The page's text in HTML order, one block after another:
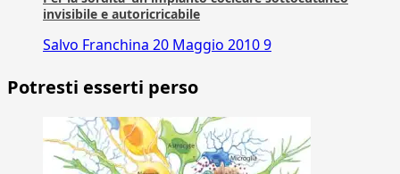
invisibile e autoricricabile
Salvo Franchina 20 Maggio 20109
Potresti esserti perso